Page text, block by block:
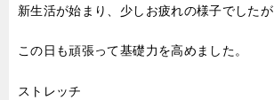
新生活が始まり、少しお疲れの様子でしたが
この日も頑張って基礎力を高めました。
ストレッチ